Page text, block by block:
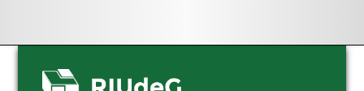
Skip
navigation